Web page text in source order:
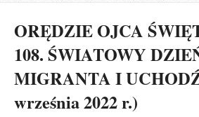
ORĘDZIE OJCA
108. ŚWIATOWY
MIGRANTA I
września 2022 r.)